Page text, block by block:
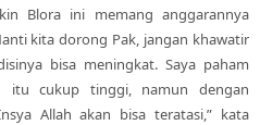
Blora ini memang anggarannya
kita dorong Pak, jangan khawatir
bisa meningkat. Saya paham
itu cukup tinggi, namun dengan
Allah akan bisa teratasi,” kata